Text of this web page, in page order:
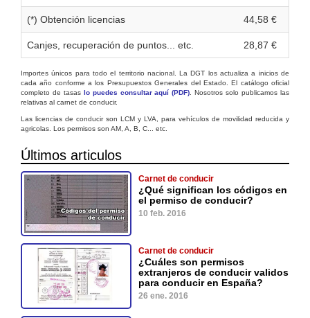
(*) Obtención licencias 44,58 €
Canjes, recuperación de puntos... etc. 28,87 €
Importes únicos para todo el territorio nacional. La DGT los actualiza a inicios de
cada año conforme a los Presupuestos Generales del Estado. El catálogo oficial
completo de tasas lo puedes consultar aquí (PDF) . Nosotros solo publicamos las
relativas al carnet de conducir.
Las licencias de conducir son LCM y LVA, para vehículos de movilidad reducida y
agricolas. Los permisos son AM, A, B, C... etc.
Últimos articulos
Carnet de conducir
¿Qué significan los códigos en
el permiso de conducir?
10 feb. 2016
Carnet de conducir
¿Cuáles son permisos
extranjeros de conducir validos
para conducir en España?
26 ene. 2016